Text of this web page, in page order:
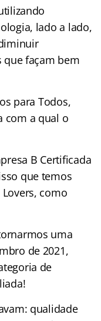
lado a lado,
que façam bem
para Todos,
com a qual o
B Certificada
que temos
como
uma
de 2021,
de
qualidade